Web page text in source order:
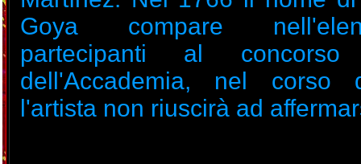
Goya compare
partecipanti al concorso
dell'Accademia, nel corso
l'artista non riuscirà ad